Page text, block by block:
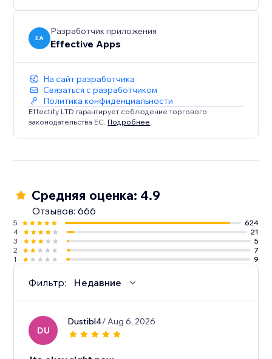
EA
Разработчик приложения
Effective Apps
На сайт разработчика
Связаться с разработчиком
Политика конфиденциальности
Effectify LTD гарантирует соблюдение торгового
законодательства ЕС. Подробнее
Средняя оценка: 4.9
Отзывов: 666
5
624
4
21
3
5
2
7
1
9
Фильтр: Недавние
DU
Dustibl4/ Aug 6, 2026